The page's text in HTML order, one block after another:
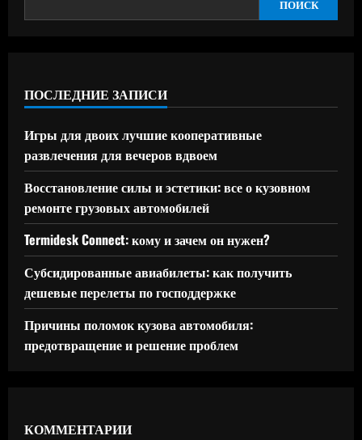
ПОИСК
ПОСЛЕДНИЕ ЗАПИСИ
Игры для двоих лучшие кооперативные
развлечения для вечеров вдвоем
Восстановление силы и эстетики: все о кузовном
ремонте грузовых автомобилей
Termidesk Connect: кому и зачем он нужен?
Субсидированные авиабилеты: как получить
дешевые перелеты по господдержке
Причины поломок кузова автомобиля:
предотвращение и решение проблем
КОММЕНТАРИИ